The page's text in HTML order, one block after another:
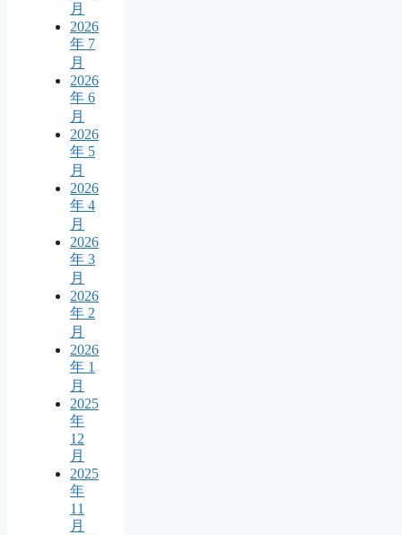
月
2026
年 7
月
2026
年 6
月
2026
年 5
月
2026
年 4
月
2026
年 3
月
2026
年 2
月
2026
年 1
月
2025
年
12
月
2025
年
11
月